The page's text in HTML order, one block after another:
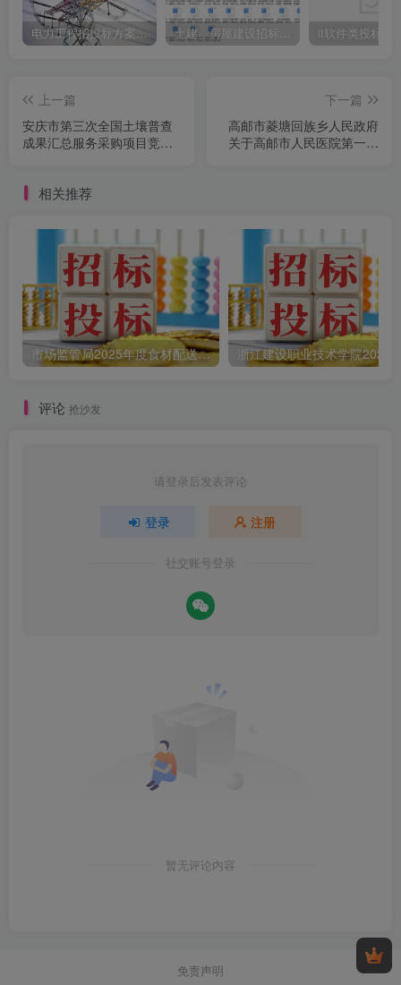
电力工程招投标方案模板 土建、房屋建设招标文件标书模板 it软件类投标书
上一篇
安庆市第三次全国土壤普查
成果汇总服务采购项目竞争
下一篇
高邮市菱塘回族乡人民政府
关于高邮市人民医院第一分
相关推荐
市场监管局2025年度食材配送采购公告
评论 抢沙发
请登录后发表评论
登录 注册
社交账号登录
暂无评论内容
免责声明